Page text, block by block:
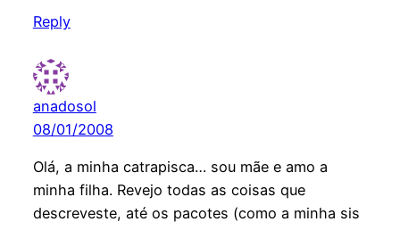
Reply
anadosol
08/01/2008
Olá, a minha catrapisca… sou mãe e amo a
minha filha. Revejo todas as coisas que
descreveste, até os pacotes (como a minha sis